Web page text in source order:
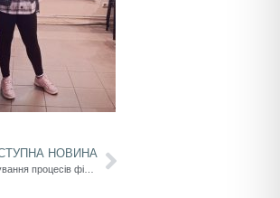
НОВИНА
Інтерактивний семінар-практикум «Аналіз та практичні вправи з формування процесів фізіологічного та мовленнєвого дихання у дітей з тяжкими порушеннями мовлення»